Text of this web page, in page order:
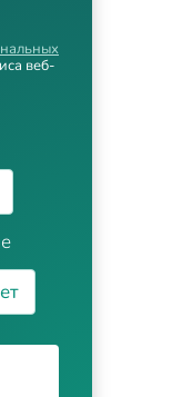
веб-